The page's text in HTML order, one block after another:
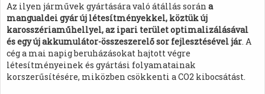
Az ilyen járművek gyártására való átállás során a
mangualdei gyár új létesítményekkel, köztük új
karosszériaműhellyel, az ipari terület optimalizálásával
és egy új akkumulátor-összeszerelő sor fejlesztésével jár. A
cég a mai napig beruházásokat hajtott végre
létesítményeinek és gyártási folyamatainak
korszerűsítésére, miközben csökkenti a CO2 kibocsátást.